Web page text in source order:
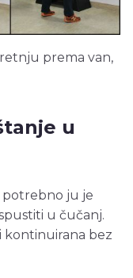
prema van,
u
potrebno ju je
u čučanj.
kontinuirana bez